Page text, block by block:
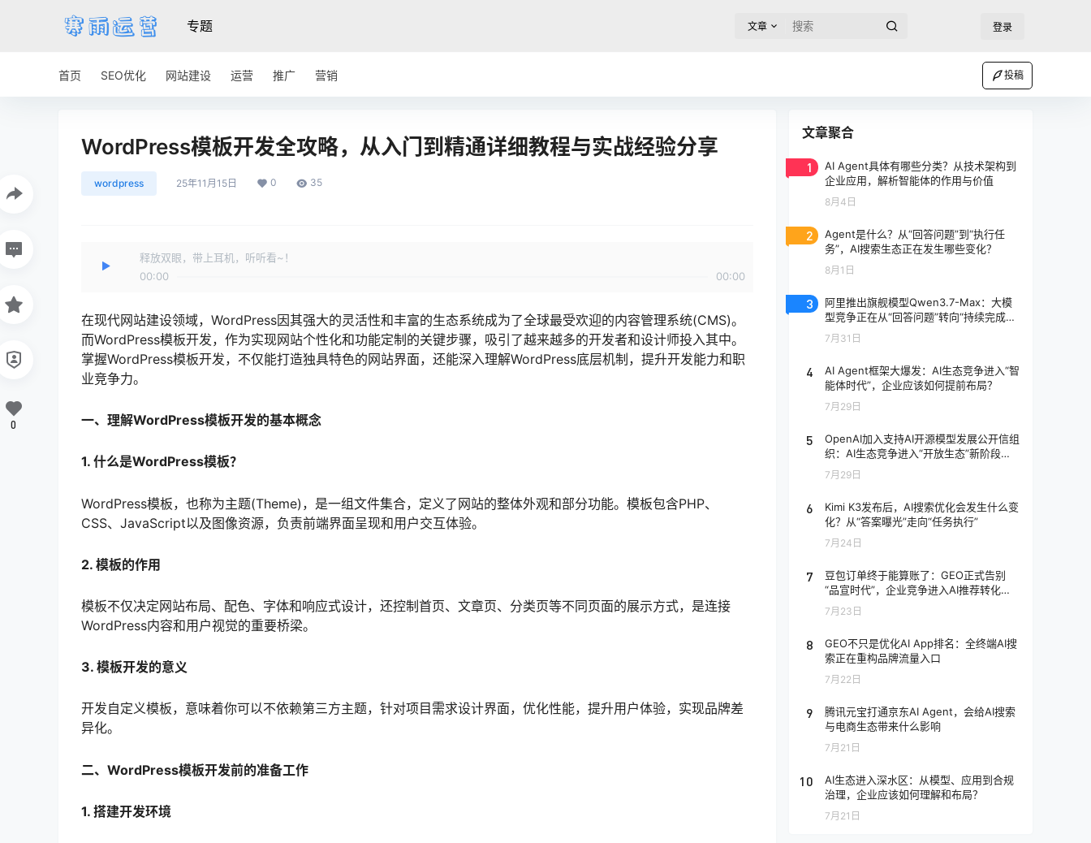
专题 文章 登录
首页 SEO优化 网站建设 运营 推广 营销 投稿
WordPress模板开发全攻略，从入门到精通详细教程与实战经验分享
wordpress 25年11月15日 0 35
释放双眼，带上耳机，听听看~！
00:00
00:00
在现代网站建设领域，WordPress因其强大的灵活性和丰富的生态系统成为了全球最受欢迎的内容管理系统(CMS)。
而WordPress模板开发，作为实现网站个性化和功能定制的关键步骤，吸引了越来越多的开发者和设计师投入其中。
掌握WordPress模板开发，不仅能打造独具特色的网站界面，还能深入理解WordPress底层机制，提升开发能力和职
业竞争力。
一、理解WordPress模板开发的基本概念
1. 什么是WordPress模板？
WordPress模板，也称为主题(Theme)，是一组文件集合，定义了网站的整体外观和部分功能。模板包含PHP、
CSS、JavaScript以及图像资源，负责前端界面呈现和用户交互体验。
2. 模板的作用
模板不仅决定网站布局、配色、字体和响应式设计，还控制首页、文章页、分类页等不同页面的展示方式，是连接
WordPress内容和用户视觉的重要桥梁。
3. 模板开发的意义
开发自定义模板，意味着你可以不依赖第三方主题，针对项目需求设计界面，优化性能，提升用户体验，实现品牌差
异化。
二、WordPress模板开发前的准备工作
1. 搭建开发环境
0
文章聚合
1
AI Agent具体有哪些分类？从技术架构到
企业应用，解析智能体的作用与价值
8月4日
2
Agent是什么？从“回答问题”到“执行任
务”，AI搜索生态正在发生哪些变化？
8月1日
3
阿里推出旗舰模型Qwen3.7-Max：大模
型竞争正在从“回答问题”转向“持续完成任
务”
7月31日
4
AI Agent框架大爆发：AI生态竞争进入“智
能体时代”，企业应该如何提前布局？
7月29日
5
OpenAI加入支持AI开源模型发展公开信组
织：AI生态竞争进入“开放生态”新阶段，
企业应该如何应对？
7月29日
6
Kimi K3发布后，AI搜索优化会发生什么变
化？从“答案曝光”走向“任务执行”
7月24日
7
豆包订单终于能算账了：GEO正式告别
“品宣时代”，企业竞争进入AI推荐转化阶
段
7月23日
8
GEO不只是优化AI App排名：全终端AI搜
索正在重构品牌流量入口
7月22日
9
腾讯元宝打通京东AI Agent，会给AI搜索
与电商生态带来什么影响
7月21日
10
AI生态进入深水区：从模型、应用到合规
治理，企业应该如何理解和布局？
7月21日